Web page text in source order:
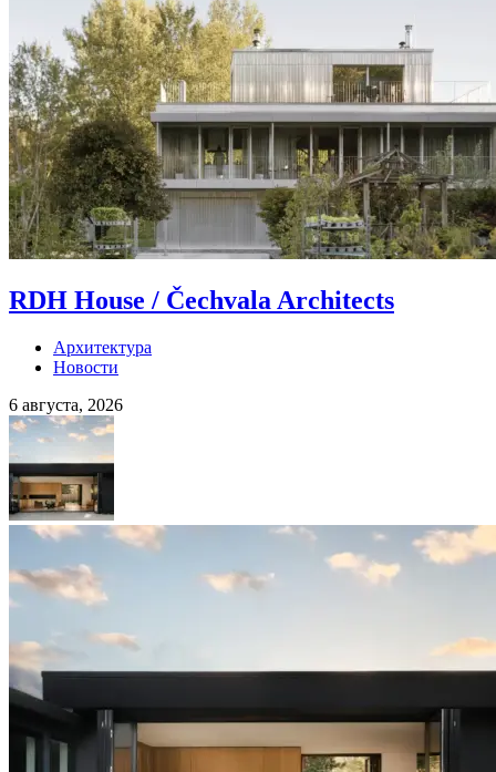
RDH House / Čechvala Architects
Архитектура
Новости
6 августа, 2026